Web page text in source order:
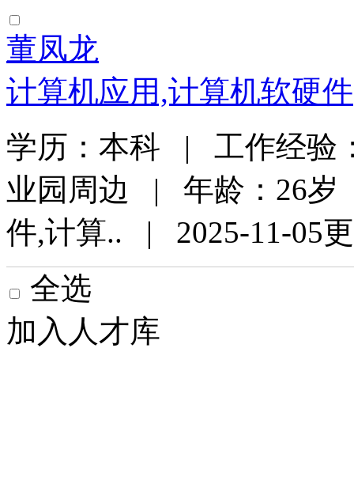
董凤龙
计算机应用,计算机软硬件
学历：本科 | 工作经验
业园周边 | 年龄：26岁
件,计算.. | 2025-11-05
全选
加入人才库